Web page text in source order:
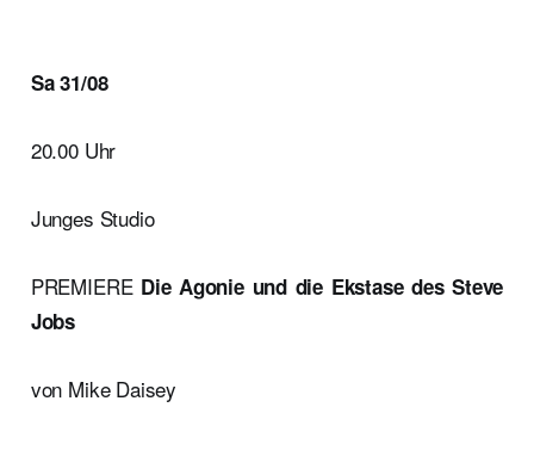
Sa 31/08
20.00 Uhr
Junges Studio
PREMIERE Die Agonie und die Ekstase des Steve
Jobs
von Mike Daisey